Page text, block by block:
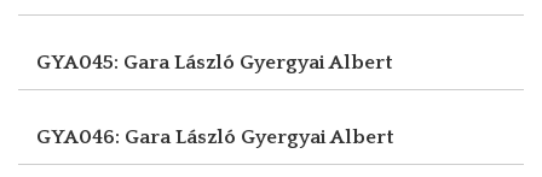
GYA045: Gara László Gyergyai Albert
GYA046: Gara László Gyergyai Albert